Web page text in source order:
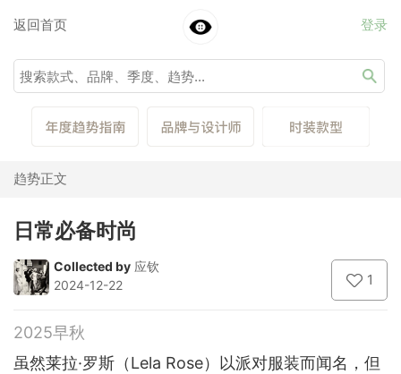
返回首页 登录
趋势正文
日常必备时尚
Collected by 应钦
2024-12-22
1
2025早秋
虽然莱拉·罗斯（Lela Rose）以派对服装而闻名，但